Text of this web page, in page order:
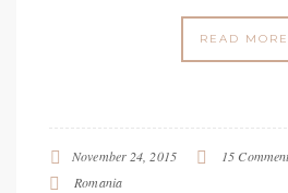
READ MORE
November 24, 2015
15
Romania